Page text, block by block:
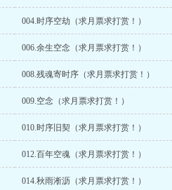
004.时序空劫（求月票求打赏！）
006.余生空念（求月票求打赏！）
008.残魂寄时序（求月票求打赏！）
009.空念（求月票求打赏！）
010.时序旧契（求月票求打赏！）
012.百年空魂（求月票求打赏！）
014.秋雨淅沥（求月票求打赏！）